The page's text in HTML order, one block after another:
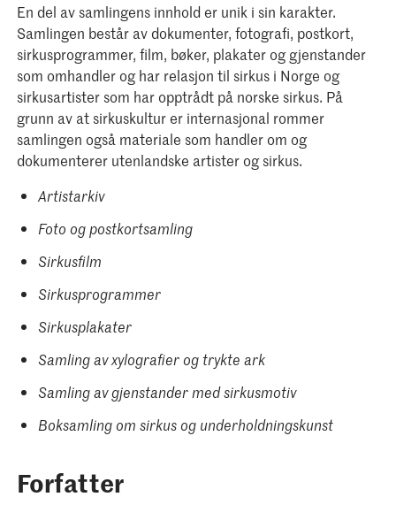
En del av samlingens innhold er unik i sin karakter.
Samlingen består av dokumenter, fotografi, postkort,
sirkusprogrammer, film, bøker, plakater og gjenstander
som omhandler og har relasjon til sirkus i Norge og
sirkusartister som har opptrådt på norske sirkus. På
grunn av at sirkuskultur er internasjonal rommer
samlingen også materiale som handler om og
dokumenterer utenlandske artister og sirkus.
Artistarkiv
Foto og postkortsamling
Sirkusfilm
Sirkusprogrammer
Sirkusplakater
Samling av xylografier og trykte ark
Samling av gjenstander med sirkusmotiv
Boksamling om sirkus og underholdningskunst
Forfatter